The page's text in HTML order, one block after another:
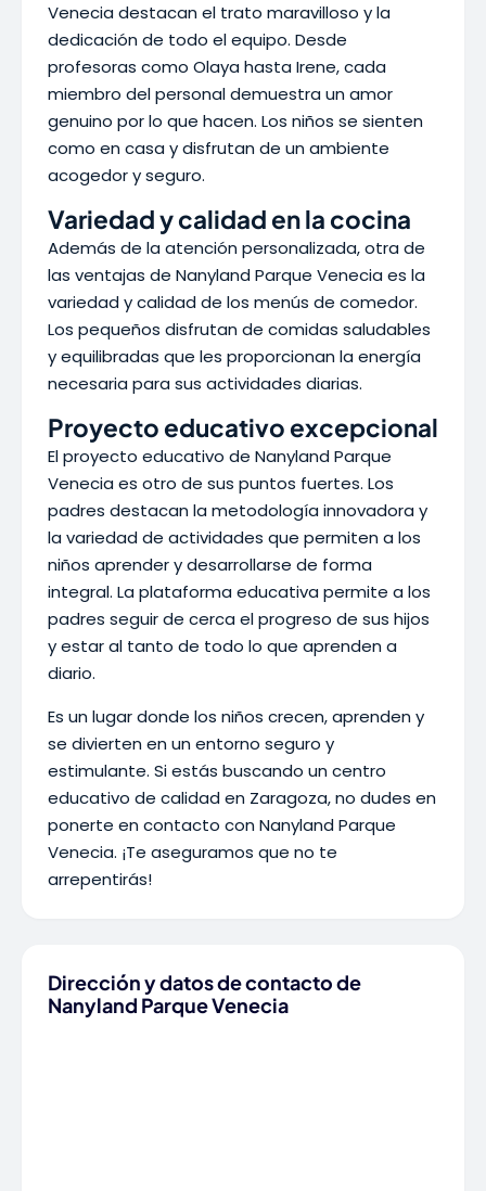
Venecia destacan el trato maravilloso y la
dedicación de todo el equipo. Desde
profesoras como Olaya hasta Irene, cada
miembro del personal demuestra un amor
genuino por lo que hacen. Los niños se sienten
como en casa y disfrutan de un ambiente
acogedor y seguro.
Variedad y calidad en la cocina
Además de la atención personalizada, otra de
las ventajas de Nanyland Parque Venecia es la
variedad y calidad de los menús de comedor.
Los pequeños disfrutan de comidas saludables
y equilibradas que les proporcionan la energía
necesaria para sus actividades diarias.
Proyecto educativo excepcional
El proyecto educativo de Nanyland Parque
Venecia es otro de sus puntos fuertes. Los
padres destacan la metodología innovadora y
la variedad de actividades que permiten a los
niños aprender y desarrollarse de forma
integral. La plataforma educativa permite a los
padres seguir de cerca el progreso de sus hijos
y estar al tanto de todo lo que aprenden a
diario.
Es un lugar donde los niños crecen, aprenden y
se divierten en un entorno seguro y
estimulante. Si estás buscando un centro
educativo de calidad en Zaragoza, no dudes en
ponerte en contacto con Nanyland Parque
Venecia. ¡Te aseguramos que no te
arrepentirás!
Dirección y datos de contacto de
Nanyland Parque Venecia